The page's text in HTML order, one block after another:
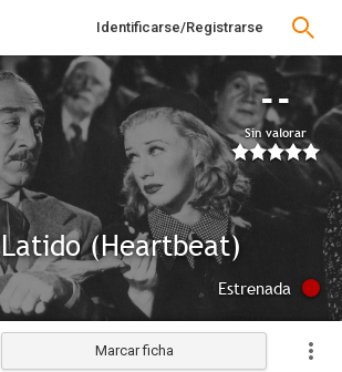
Identificarse/Registrarse
--
Sin valorar
Latido (Heartbeat)
Estrenada
Marcar ficha